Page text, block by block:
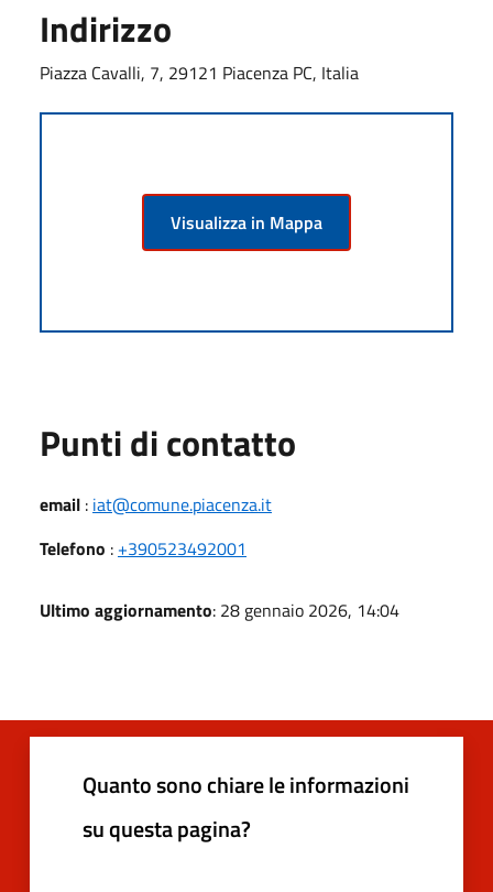
Indirizzo
Piazza Cavalli, 7, 29121 Piacenza PC, Italia
Visualizza in Mappa
Punti di contatto
email : iat@comune.piacenza.it
Telefono : +390523492001
Ultimo aggiornamento: 28 gennaio 2026, 14:04
Quanto sono chiare le informazioni
su questa pagina?